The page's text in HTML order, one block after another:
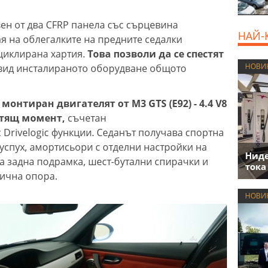
от два CFRP панела със сърцевина
на облегалките на предните седалки
хартия. Това позволи да се спестят
инсталираното оборудване общото
двигателят от M3 GTS (E92) - 4.4 V8
момент, съчетан
Drivelogic функции. Седанът получава спортна
амортисьори с отделни настройки на
задна подрамка, шест-бутални спирачки и
опора.
НАЙ-